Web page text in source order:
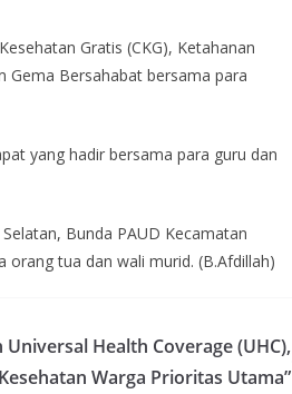
Gratis (CKG), Ketahanan
Gema Bersahabat bersama para
yang hadir bersama para guru dan
Bunda PAUD Kecamatan
orang tua dan wali murid. (B.Afdillah)
Health Coverage (UHC),
Warga Prioritas Utama”